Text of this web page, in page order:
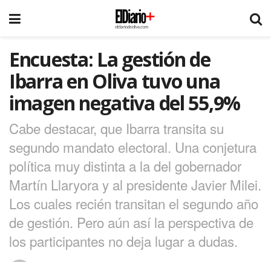
Encuesta: La gestión de
Ibarra en Oliva tuvo una
imagen negativa del 55,9%
Cabe destacar, que Ibarra transita su
segundo mandato electoral. Una conjetura
política muy distinta a la del gobernador
Martín Llaryora y al presidente Javier Milei.
Los cuales recién transitan el segundo año
de gestión. Pero aún así la perspectiva de
los participantes no deja lugar a dudas.